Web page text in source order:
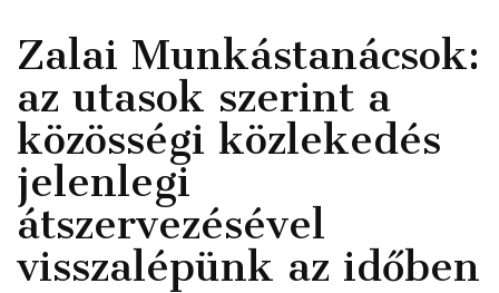
Zalai Munkástanácsok:
az utasok szerint a
közösségi közlekedés
jelenlegi
átszervezésével
visszalépünk az időben